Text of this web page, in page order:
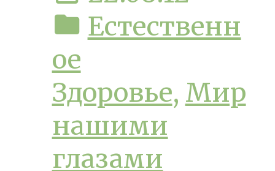
folder Естественн
ое
Здоровье, Мир
нашими
глазами